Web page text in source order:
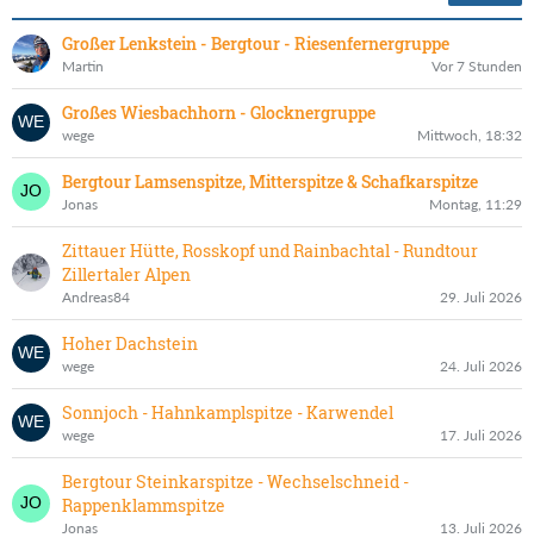
Großer Lenkstein - Bergtour - Riesenfernergruppe
Martin Vor 7 Stunden
Großes Wiesbachhorn - Glocknergruppe
wege Mittwoch, 18:32
Bergtour Lamsenspitze, Mitterspitze & Schafkarspitze
Jonas Montag, 11:29
Zittauer Hütte, Rosskopf und Rainbachtal - Rundtour
Zillertaler Alpen
Andreas84 29. Juli 2026
Hoher Dachstein
wege 24. Juli 2026
Sonnjoch - Hahnkamplspitze - Karwendel
wege 17. Juli 2026
Bergtour Steinkarspitze - Wechselschneid -
Rappenklammspitze
Jonas 13. Juli 2026